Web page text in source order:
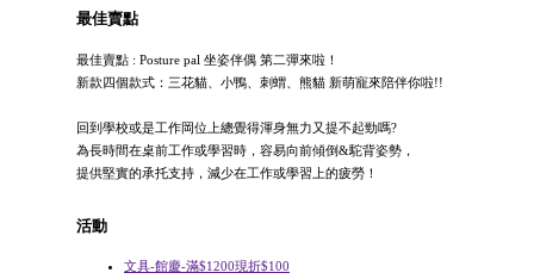
最佳賣點
最佳賣點 : Posture pal 坐姿伴偶 第二彈來啦！
新款四個款式：三花貓、小鴨、刺蝟、熊貓 新萌寵來陪伴你啦!!
回到學校或是工作岡位上總覺得渾身無力又提不起勁嗎?
為長時間在桌前工作或學習時，容易向前傾倒&駝背姿勢，
提供堅實的承托支持，減少在工作或學習上的疲勞！
活動
文具-館慶-滿$1200現折$100